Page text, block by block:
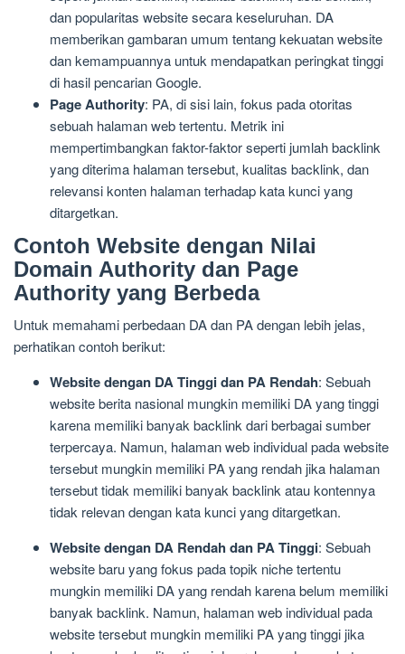
dan popularitas website secara keseluruhan. DA
memberikan gambaran umum tentang kekuatan website
dan kemampuannya untuk mendapatkan peringkat tinggi
di hasil pencarian Google.
Page Authority: PA, di sisi lain, fokus pada otoritas
sebuah halaman web tertentu. Metrik ini
mempertimbangkan faktor-faktor seperti jumlah backlink
yang diterima halaman tersebut, kualitas backlink, dan
relevansi konten halaman terhadap kata kunci yang
ditargetkan.
Contoh Website dengan Nilai
Domain Authority dan Page
Authority yang Berbeda
Untuk memahami perbedaan DA dan PA dengan lebih jelas,
perhatikan contoh berikut:
Website dengan DA Tinggi dan PA Rendah: Sebuah
website berita nasional mungkin memiliki DA yang tinggi
karena memiliki banyak backlink dari berbagai sumber
terpercaya. Namun, halaman web individual pada website
tersebut mungkin memiliki PA yang rendah jika halaman
tersebut tidak memiliki banyak backlink atau kontennya
tidak relevan dengan kata kunci yang ditargetkan.
Website dengan DA Rendah dan PA Tinggi: Sebuah
website baru yang fokus pada topik niche tertentu
mungkin memiliki DA yang rendah karena belum memiliki
banyak backlink. Namun, halaman web individual pada
website tersebut mungkin memiliki PA yang tinggi jika